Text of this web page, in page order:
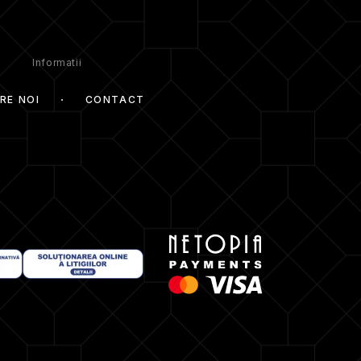
Informatii
NOI CONTACT